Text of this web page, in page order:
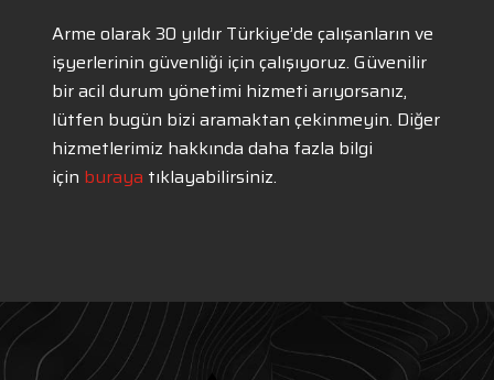
Arme olarak 30 yıldır Türkiye’de çalışanların ve
işyerlerinin güvenliği için çalışıyoruz. Güvenilir
bir acil durum yönetimi hizmeti arıyorsanız,
lütfen bugün bizi aramaktan çekinmeyin. Diğer
hizmetlerimiz hakkında daha fazla bilgi
için buraya tıklayabilirsiniz.